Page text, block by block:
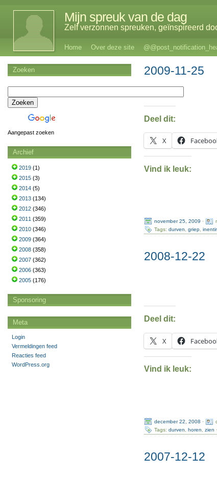
Mijn spreuk van de dag
Zelf verzonnen spreuken, geïnspireerd
Home Over deze site
2009-11-25
Deel dit:
X
Vind ik leuk:
november 25, 2009 ·
Tags:durven ,griep ,
2008-12-22
Deel dit:
X
Vind ik leuk:
december 22, 2008 ·
Tags:durven ,horen ,zien
2007-12-12
Zoeken
Aangepast zoeken
Archief
2019 (1)
2015 (3)
2014 (5)
2013 (134)
2012 (346)
2011 (359)
2010 (346)
2009 (364)
2008 (358)
2007 (362)
2006 (363)
2005 (176)
Sponsoring
Meta
Login
Vermeldingen feed
Reacties feed
WordPress.org